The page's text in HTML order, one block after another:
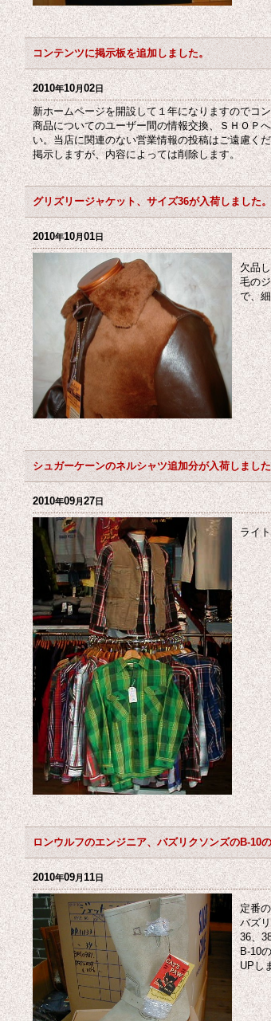
コンテンツに掲示板を追加しました。
2010年10月02日
新ホームページを開設して１年になりますのでコ
商品についてのユーザー間の情報交換、ＳＨＯＰ
い。当店に関連のない営業情報の投稿はご遠慮く
掲示しますが、内容によっては削除します。
グリズリージャケット、サイズ36が入荷しました。
2010年10月01日
欠品
毛の
で、
シュガーケーンのネルシャツ追加分が入荷しまし
2010年09月27日
ライ
ロンウルフのエンジニア、バズリクソンズのB-10
2010年09月11日
定番
バズ
36、
B-10
UPし